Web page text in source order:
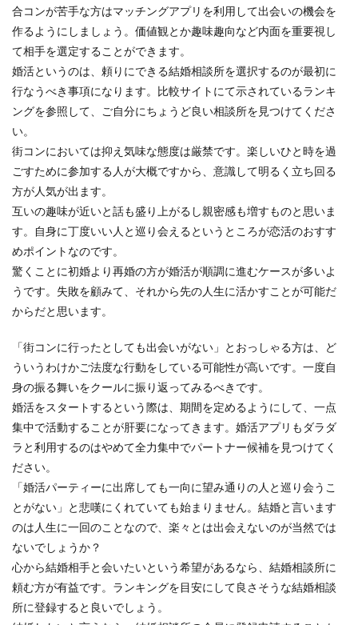
合コンが苦手な方はマッチングアプリを利用して出会いの機会を
作るようにしましょう。価値観とか趣味趣向など内面を重要視し
て相手を選定することができます。
婚活というのは、頼りにできる結婚相談所を選択するのが最初に
行なうべき事項になります。比較サイトにて示されているランキ
ングを参照して、ご自分にちょうど良い相談所を見つけてくださ
い。
街コンにおいては抑え気味な態度は厳禁です。楽しいひと時を過
ごすために参加する人が大概ですから、意識して明るく立ち回る
方が人気が出ます。
互いの趣味が近いと話も盛り上がるし親密感も増すものと思いま
す。自身に丁度いい人と巡り会えるというところが恋活のおすす
めポイントなのです。
驚くことに初婚より再婚の方が婚活が順調に進むケースが多いよ
うです。失敗を顧みて、それから先の人生に活かすことが可能だ
からだと思います。
「街コンに行ったとしても出会いがない」とおっしゃる方は、ど
ういうわけかご法度な行動をしている可能性が高いです。一度自
身の振る舞いをクールに振り返ってみるべきです。
婚活をスタートするという際は、期間を定めるようにして、一点
集中で活動することが肝要になってきます。婚活アプリもダラダ
ラと利用するのはやめて全力集中でパートナー候補を見つけてく
ださい。
「婚活パーティーに出席しても一向に望み通りの人と巡り会うこ
とがない」と悲嘆にくれていても始まりません。結婚と言います
のは人生に一回のことなので、楽々とは出会えないのが当然では
ないでしょうか？
心から結婚相手と会いたいという希望があるなら、結婚相談所に
頼む方が有益です。ランキングを目安にして良さそうな結婚相談
所に登録すると良いでしょう。